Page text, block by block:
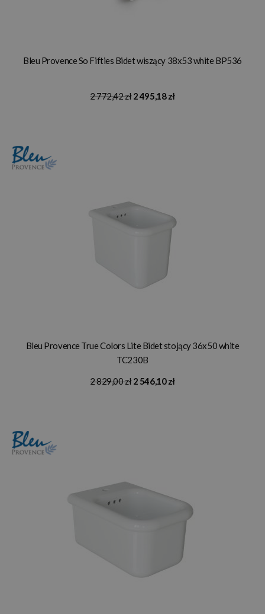
Bleu Provence So Fifties Bidet wiszący 38x53 white BP536
2 772,42 zł 2 495,18 zł
Bleu Provence True Colors Lite Bidet stojący 36x50 white
TC230B
2 829,00 zł 2 546,10 zł